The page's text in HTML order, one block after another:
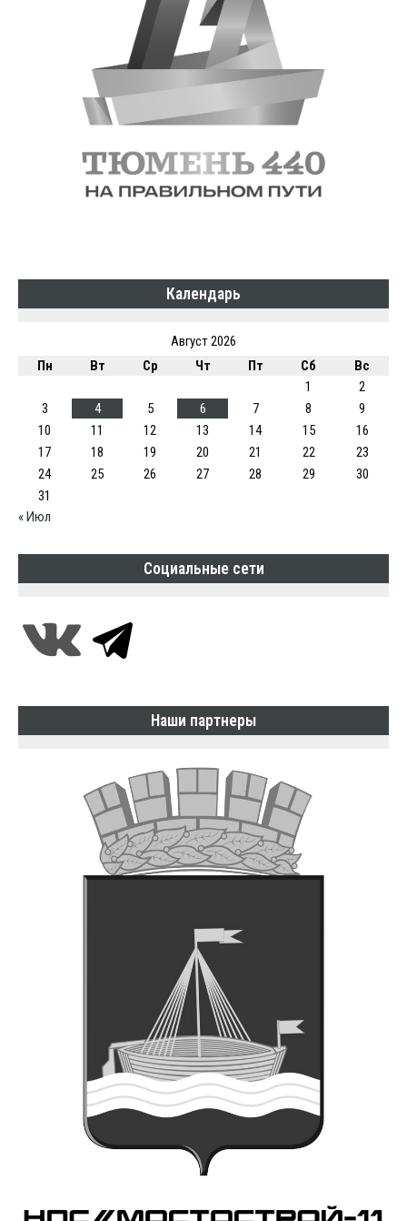
Календарь
Август 2026
Пн
Вт Ср Чт Пт Сб
Вс
1
2
3
4 5 6 7 8
9
10
11 12 13 14 15
16
17
18 19 20 21 22
23
24
25 26 27 28 29
30
31
« Июл
Социальные сети
Наши партнеры